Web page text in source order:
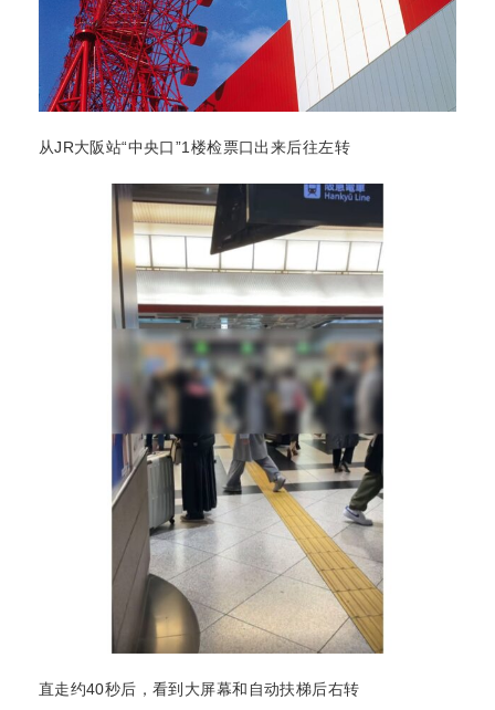
从JR大阪站“中央口”1楼检票口出来后往左转
直走约40秒后，看到大屏幕和自动扶梯后右转